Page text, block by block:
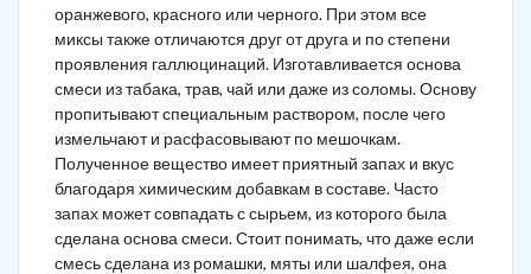
оранжевого, красного или черного. При этом все
миксы также отличаются друг от друга и по степени
проявления галлюцинаций. Изготавливается основа
смеси из табака, трав, чай или даже из соломы. Основу
пропитывают специальным раствором, после чего
измельчают и расфасовывают по мешочкам.
Полученное вещество имеет приятный запах и вкус
благодаря химическим добавкам в составе. Часто
запах может совпадать с сырьем, из которого была
сделана основа смеси. Стоит понимать, что даже если
смесь сделана из ромашки, мяты или шалфея, она